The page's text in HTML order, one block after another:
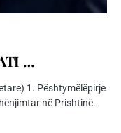
…
1. Pështymëlëpirje
në Prishtinë.